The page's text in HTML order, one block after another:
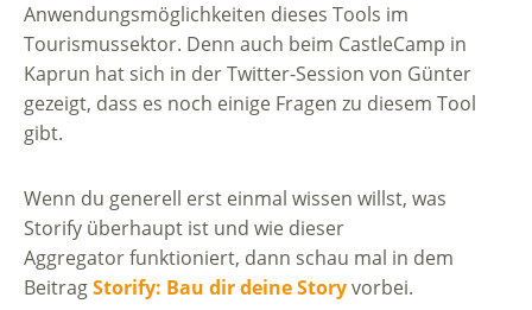
Anwendungsmöglichkeiten dieses Tools im
Tourismussektor. Denn auch beim CastleCamp in
Kaprun hat sich in der Twitter-Session von Günter
gezeigt, dass es noch einige Fragen zu diesem Tool
gibt.
Wenn du generell erst einmal wissen willst, was
Storify überhaupt ist und wie dieser
Aggregator funktioniert, dann schau mal in dem
BeitragStorify: Bau dir deine Storyvorbei.